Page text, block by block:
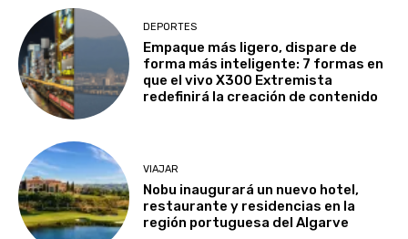
DEPORTES
Empaque más ligero, dispare de
forma más inteligente: 7 formas en
que el vivo X300 Extremista
redefinirá la creación de contenido
VIAJAR
Nobu inaugurará un nuevo hotel,
restaurante y residencias en la
región portuguesa del Algarve